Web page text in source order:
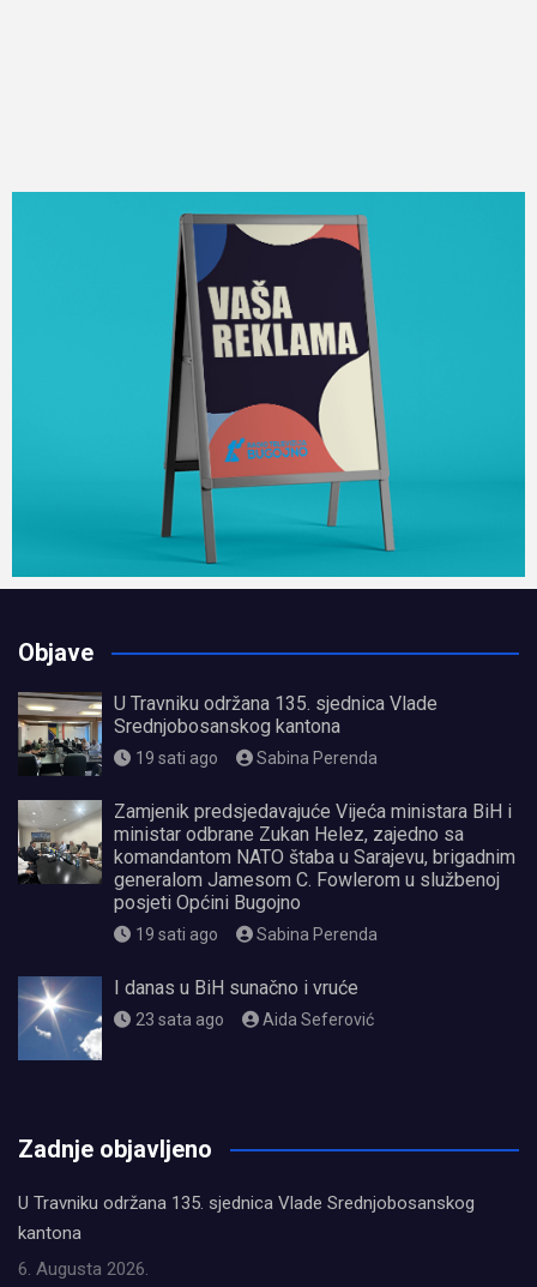
Objave
U Travniku održana 135. sjednica Vlade
Srednjobosanskog kantona
19 sati ago Sabina Perenda
Zamjenik predsjedavajuće Vijeća ministara BiH i
ministar odbrane Zukan Helez, zajedno sa
komandantom NATO štaba u Sarajevu, brigadnim
generalom Jamesom C. Fowlerom u službenoj
posjeti Općini Bugojno
19 sati ago Sabina Perenda
I danas u BiH sunačno i vruće
23 sata ago Aida Seferović
Zadnje objavljeno
U Travniku održana 135. sjednica Vlade Srednjobosanskog
kantona
6. Augusta 2026.